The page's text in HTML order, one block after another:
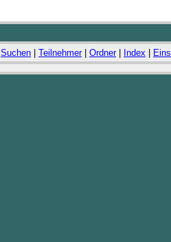
Suchen Teilnehmer| Ordner| Index